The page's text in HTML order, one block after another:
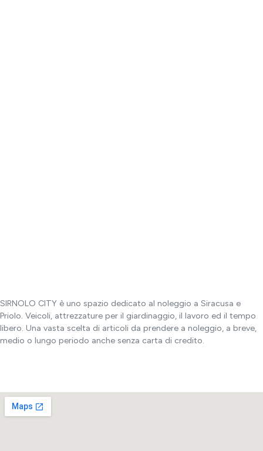
SIRNOLO CITY è uno spazio dedicato al noleggio a Siracusa e
Priolo. Veicoli, attrezzature per il giardinaggio, il lavoro ed il tempo
libero. Una vasta scelta di articoli da prendere a noleggio, a breve,
medio o lungo periodo anche senza carta di credito.